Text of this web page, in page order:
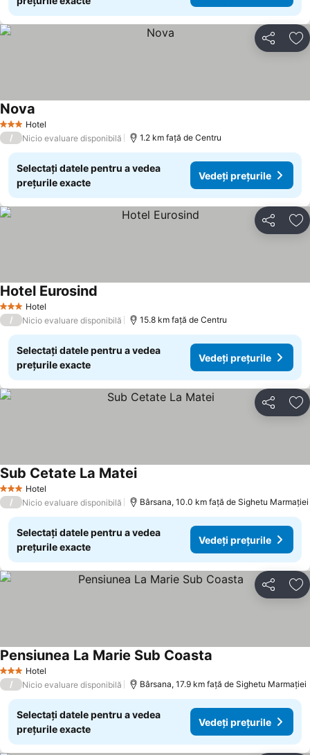
Distribuiți
3 SteleHotel
Nova
/ Nicio evaluare disponibilă 1.2 km faţă de Centru
Selectați datele pentru a vedea
prețurile exacte
Vedeți prețurile
Distribuiți
3 SteleHotel
Hotel Eurosind
/ Nicio evaluare disponibilă 15.8 km faţă de Centru
Selectați datele pentru a vedea
prețurile exacte
Vedeți prețurile
Distribuiți
3 SteleHotel
Sub Cetate La MateiVedeți prețurile
/ Nicio evaluare disponibilă Bârsana, 10.0 km faţă de Sighetu Marmației
Selectați datele pentru a vedea
prețurile exacte
Vedeți prețurile
Distribuiți
3 SteleHotel
Pensiunea La Marie Sub Coasta
/ Nicio evaluare disponibilă Bârsana, 17.9 km faţă de Sighetu Marmației
Selectați datele pentru a vedea
prețurile exacte
Vedeți prețurile